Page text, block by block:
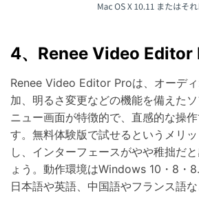
4、Renee Video Editor
Renee Video Editor Proは、オーデ
加、明るさ変更などの機能を備えた
ニュー画面が特徴的で、直感的な操
す。無料体験版で試せるというメリ
し、インターフェースがやや稚拙だ
ょう。動作環境はWindows 10・8・
日本語や英語、中国語やフランス語な